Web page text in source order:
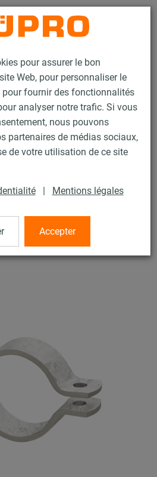
pour assurer le bon
Web, pour personnaliser le
fournir des fonctionnalités
analyser notre trafic. Si vous
nous pouvons
partenaires de médias sociaux,
de votre utilisation de ce site
| Mentions légales
Accepter
Contact
Supports lourds
supports lourds
Collier selon DIN 3567
DIN 3567
169 mm, Inox 304